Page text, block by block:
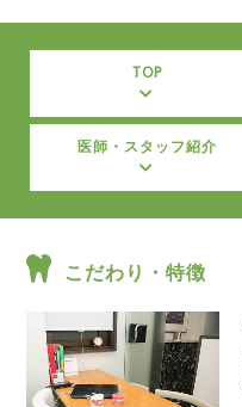
TOP
医師・スタッフ紹介
こだわり・特徴